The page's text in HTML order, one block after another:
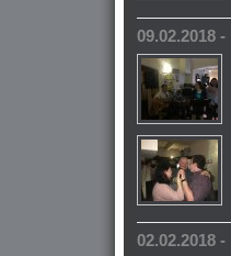
09.02.2018
02.02.2018